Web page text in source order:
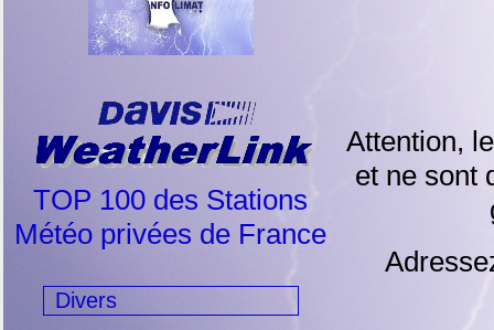
TOP 100 des Stations
Météo privées de France
Divers
Attention,
et ne sont